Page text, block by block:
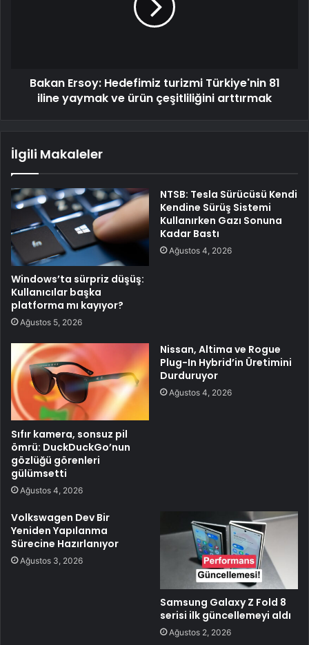
Bakan Ersoy: Hedefimiz turizmi Türkiye'nin 81
iline yaymak ve ürün çeşitliliğini arttırmak
İlgili Makaleler
Windows’ta sürpriz düşüş:
Kullanıcılar başka
platforma mı kayıyor?
Ağustos 5, 2026
NTSB: Tesla Sürücüsü Kendi
Kendine Sürüş Sistemi
Kullanırken Gazı Sonuna
Kadar Bastı
Ağustos 4, 2026
Sıfır kamera, sonsuz pil
ömrü: DuckDuckGo’nun
gözlüğü görenleri
gülümsetti
Ağustos 4, 2026
Nissan, Altima ve Rogue
Plug-In Hybrid’in Üretimini
Durduruyor
Ağustos 4, 2026
Volkswagen Dev Bir
Yeniden Yapılanma
Sürecine Hazırlanıyor
Ağustos 3, 2026
Samsung Galaxy Z Fold 8
serisi ilk güncellemeyi aldı
Ağustos 2, 2026